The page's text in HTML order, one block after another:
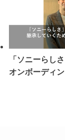
「ソニーらし
オンボーディ